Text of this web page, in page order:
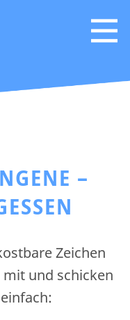
–
Zeichen
mit und schicken